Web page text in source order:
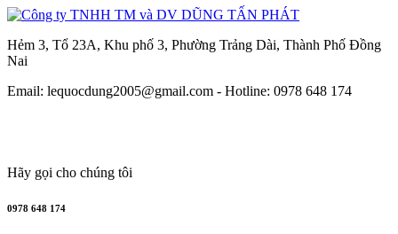
Hẻm 3, Tổ 23A, Khu phố 3, Phường Trảng Dài, Thành Phố Đồng
Nai
Email: lequocdung2005@gmail.com - Hotline: 0978 648 174
Hãy gọi cho chúng tôi
0978 648 174